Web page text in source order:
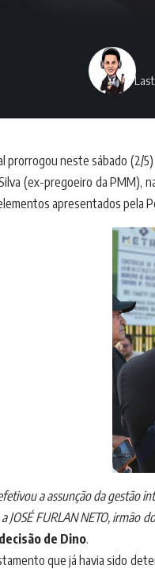
prorrogou neste sábado (2/5)
(ex-pregoeiro da PMM),
apresentados pela
a assunção da
JOSÉ FURLAN NETO,
decisão de Dino.
que já havia sido